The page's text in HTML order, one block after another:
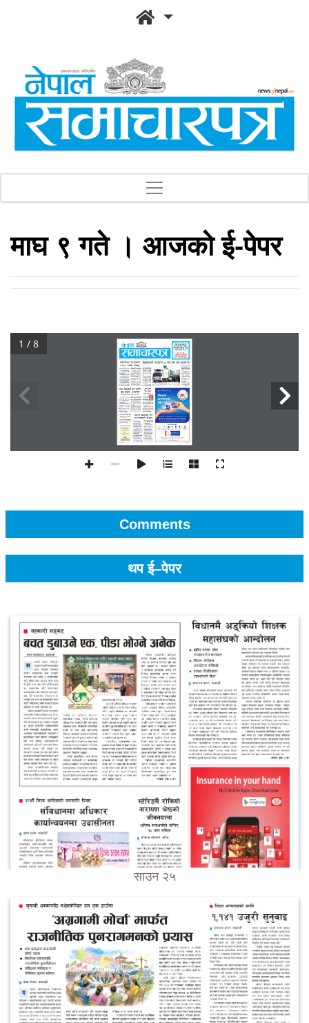
माघ ९ गते । आजको ई-पेपर
1 / 8
Comments
थप ई–पेपर
साउन २५